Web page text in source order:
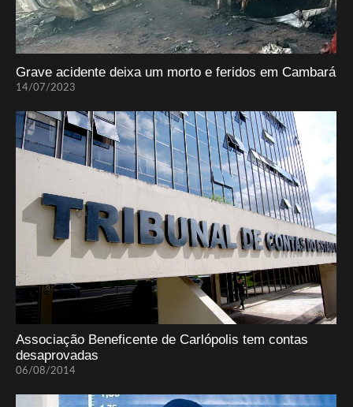
Grave acidente deixa um morto e feridos em Cambará
14/07/2023
Associação Beneficente de Carlópolis tem contas
desaprovadas
06/08/2014